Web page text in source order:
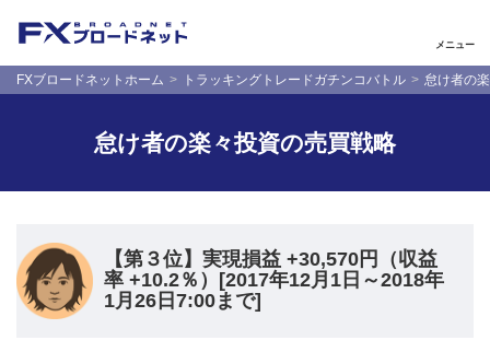
メニュー
FXブロードネットホーム トラッキングトレードガチンコバトル 怠け者の
怠け者の楽々投資の売買戦略
【第３位】実現損益 +30,570円（収益
率 +10.2％）[2017年12月1日～2018年
1月26日7:00まで]